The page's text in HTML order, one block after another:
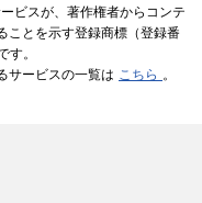
ビスが、著作権者からコンテ
ことを示す登録商標（登録番
。
サービスの一覧は こちら 。